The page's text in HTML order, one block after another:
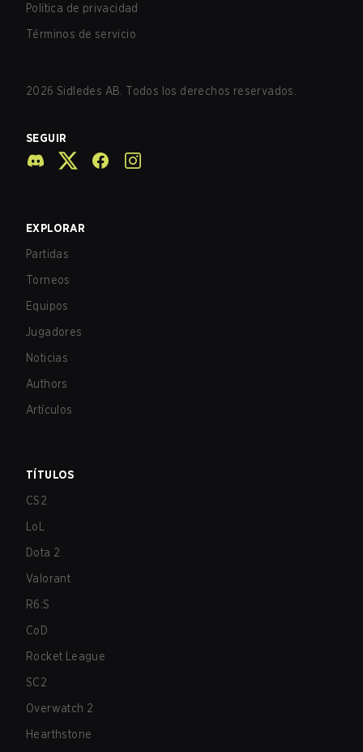
Política de privacidad
Términos de servicio
2026 Sidledes AB. Todos los derechos reservados.
SEGUIR
EXPLORAR
Partidas
Torneos
Equipos
Jugadores
Noticias
Authors
Artículos
TÍTULOS
CS2
LoL
Dota 2
Valorant
R6:S
CoD
Rocket League
SC2
Overwatch 2
Hearthstone